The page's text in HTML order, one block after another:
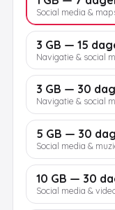
Social media &
3 GB — 15
Navigatie & social
3 GB — 30
Navigatie & social
5 GB — 30
Social media &
10 GB — 30
Social media &